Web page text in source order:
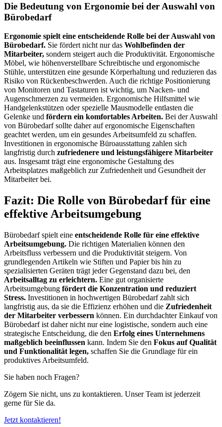
Die Bedeutung von Ergonomie bei der Auswahl von
Bürobedarf
Ergonomie spielt eine entscheidende Rolle bei der Auswahl von
Bürobedarf. Sie fördert nicht nur das Wohlbefinden der
Mitarbeiter, sondern steigert auch die Produktivität. Ergonomische
Möbel, wie höhenverstellbare Schreibtische und ergonomische
Stühle, unterstützen eine gesunde Körperhaltung und reduzieren das
Risiko von Rückenbeschwerden. Auch die richtige Positionierung
von Monitoren und Tastaturen ist wichtig, um Nacken- und
Augenschmerzen zu vermeiden. Ergonomische Hilfsmittel wie
Handgelenkstützen oder spezielle Mausmodelle entlasten die
Gelenke und fördern ein komfortables Arbeiten. Bei der Auswahl
von Bürobedarf sollte daher auf ergonomische Eigenschaften
geachtet werden, um ein gesundes Arbeitsumfeld zu schaffen.
Investitionen in ergonomische Büroausstattung zahlen sich
langfristig durch zufriedenere und leistungsfähigere Mitarbeiter
aus. Insgesamt trägt eine ergonomische Gestaltung des
Arbeitsplatzes maßgeblich zur Zufriedenheit und Gesundheit der
Mitarbeiter bei.
Fazit: Die Rolle von Bürobedarf für eine
effektive Arbeitsumgebung
Bürobedarf spielt eine entscheidende Rolle für eine effektive
Arbeitsumgebung. Die richtigen Materialien können den
Arbeitsfluss verbessern und die Produktivität steigern. Von
grundlegenden Artikeln wie Stiften und Papier bis hin zu
spezialisierten Geräten trägt jeder Gegenstand dazu bei, den
Arbeitsalltag zu erleichtern. Eine gut organisierte
Arbeitsumgebung fördert die Konzentration und reduziert
Stress. Investitionen in hochwertigen Bürobedarf zahlt sich
langfristig aus, da sie die Effizienz erhöhen und die Zufriedenheit
der Mitarbeiter verbessern können. Ein durchdachter Einkauf von
Bürobedarf ist daher nicht nur eine logistische, sondern auch eine
strategische Entscheidung, die den Erfolg eines Unternehmens
maßgeblich beeinflussen kann. Indem Sie den Fokus auf Qualität
und Funktionalität legen, schaffen Sie die Grundlage für ein
produktives Arbeitsumfeld.
Sie haben noch Fragen?
Zögern Sie nicht, uns zu kontaktieren. Unser Team ist jederzeit
gerne für Sie da.
Jetzt kontaktieren!